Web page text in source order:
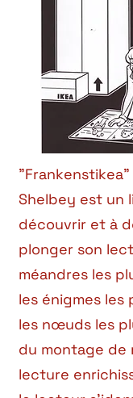
Shelbey est un
découvrir et à
plonger son
méandres les
les énigmes les
les nœuds les
du montage de
lecture